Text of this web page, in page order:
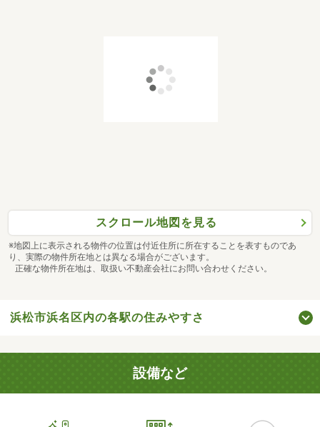
スクロール地図を見る
※地図上に表示される物件の位置は付近住所に所在することを表すものであ
り、実際の物件所在地とは異なる場合がございます。
正確な物件所在地は、取扱い不動産会社にお問い合わせください。
浜松市浜名区内の各駅の住みやすさ
設備など